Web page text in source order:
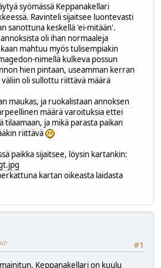
syömässä Keppanakellari
Ravinteli sijaitsee luontevasti
sanottuna keskellä 'ei-mitään'.
oli ihan normaaleja
mahtuu myös tulisempiakin
nimellä kulkeva possun
hien pintaan, useamman kerran
väliin oli sullottu riittävä määrä
maukas, ja ruokalistaan annoksen
määrä varoituksia ettei
tilaamaan, ja mikä parasta paikan
riittävä
paikka sijaitsee, löysin kartankin:
kartan oikeasta laidasta
#1
Keppanakellari on kuulu